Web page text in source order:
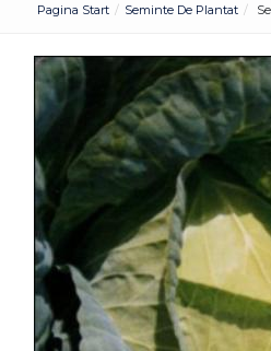
Pagina Start Seminte De Plantat